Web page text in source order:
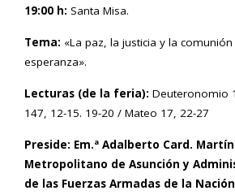
19:00 h: Santa Misa.
Tema: «La paz, la justicia y la
esperanza».
Lecturas (de la feria): Deuteronomio
147, 12-15. 19-20 / Mateo 17, 22-27
Preside: Em.ª Adalberto Card.
Metropolitano de Asunción y
de las Fuerzas Armadas de la